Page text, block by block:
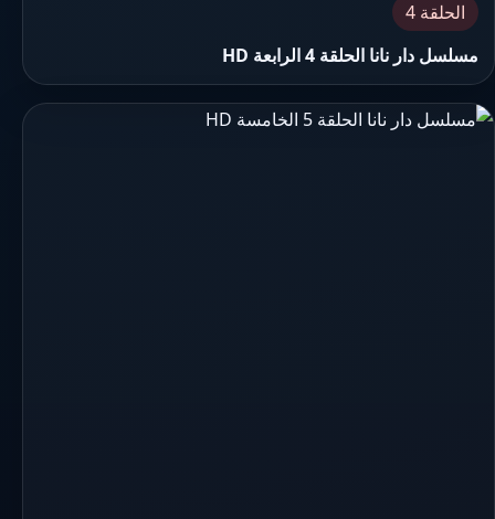
الحلقة 4
مسلسل دار نانا الحلقة 4 الرابعة HD